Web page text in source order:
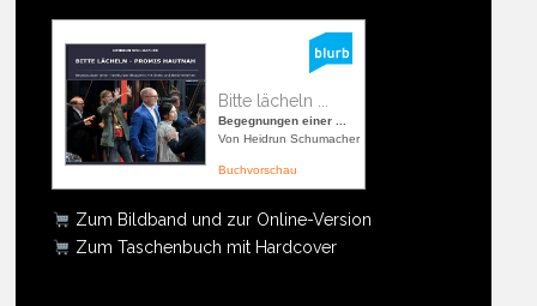
Bitte lächeln ...
Begegnungen einer ...
Von Heidrun Schumacher
Buchvorschau
Zum Bildband und zur Online-Version
Zum Taschenbuch mit Hardcover